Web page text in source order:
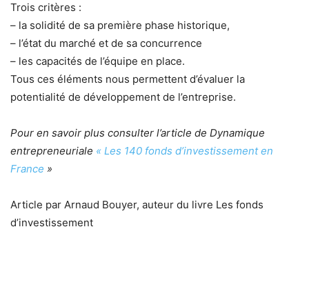
Trois critères :
– la solidité de sa première phase historique,
– l’état du marché et de sa concurrence
– les capacités de l’équipe en place.
Tous ces éléments nous permettent d’évaluer la
potentialité de développement de l’entreprise.
Pour en savoir plus consulter l’article de Dynamique
entrepreneuriale « Les 140 fonds d’investissement en
France »
Article par Arnaud Bouyer, auteur du livre Les fonds
d’investissement